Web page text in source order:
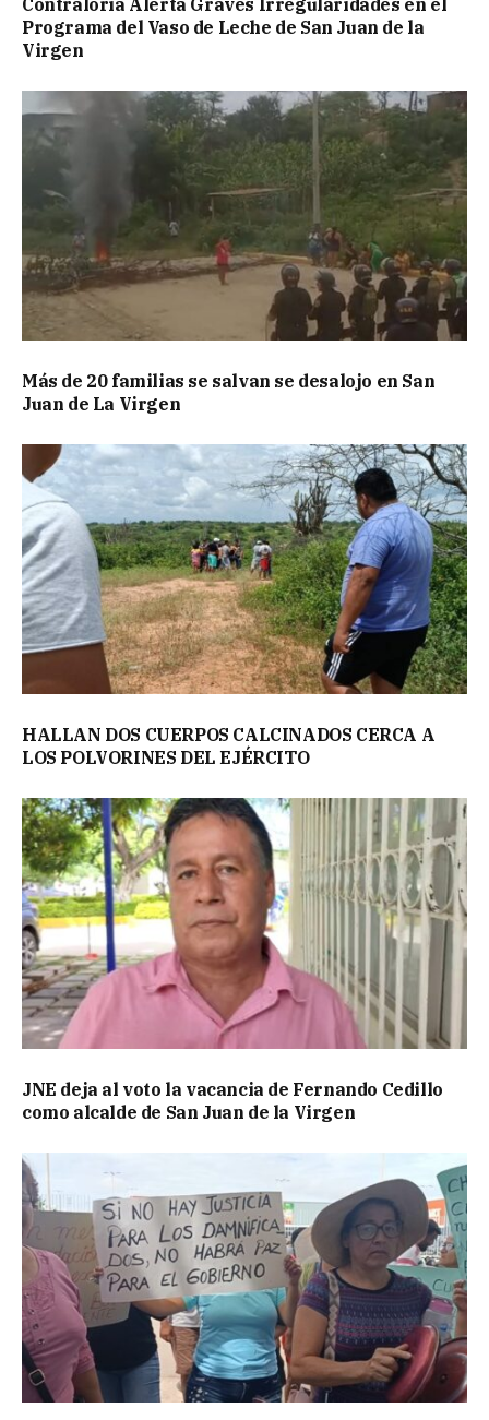
Programa del Vaso de Leche de San Juan de la
Virgen
Más de 20 familias se salvan se desalojo en San
Juan de La Virgen
HALLAN DOS CUERPOS CALCINADOS CERCA A
LOS POLVORINES DEL EJÉRCITO
JNE deja al voto la vacancia de Fernando Cedillo
como alcalde de San Juan de la Virgen